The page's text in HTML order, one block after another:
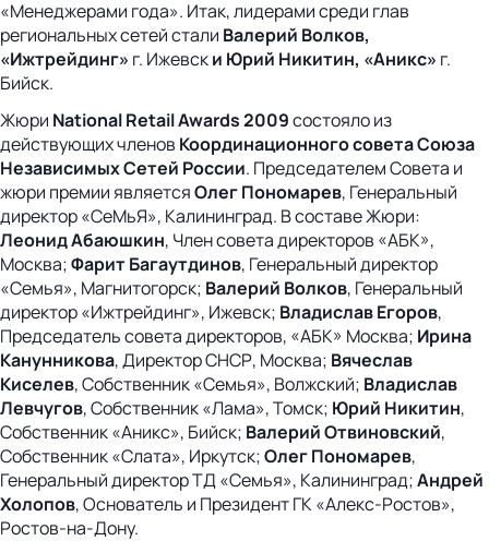
«Менеджерами года». Итак, лидерами среди глав
региональных сетей стали Валерий Волков,
«Ижтрейдинг» г. Ижевски Юрий Никитин, «Аникс» г.
Бийск.
Жюри National Retail Awards 2009состояло из
действующих членов Координационного совета Союза
Независимых Сетей России. Председателем Совета и
жюри премии являетсяОлег Пономарев, Генеральный
директор «СеМьЯ», Калининград. В составе Жюри:
Леонид Абаюшкин, Член совета директоров «АБК»,
Москва;Фарит Багаутдинов, Генеральный директор
«Семья», Магнитогорск; Валерий Волков, Генеральный
директор «Ижтрейдинг», Ижевск; Владислав Егоров,
Председатель совета директоров, «АБК» Москва; Ирина
Канунникова, Директор СНСР, Москва; Вячеслав
Киселев, Собственник «Семья», Волжский; Владислав
Левчугов, Собственник «Лама», Томск; Юрий Никитин,
Собственник «Аникс», Бийск; Валерий Отвиновский,
Собственник «Слата», Иркутск;Олег Пономарев,
Генеральный директор ТД «Семья», Калининград;Андрей
Холопов, Основатель и Президент ГК «Алекс-Ростов»,
Ростов-на-Дону.